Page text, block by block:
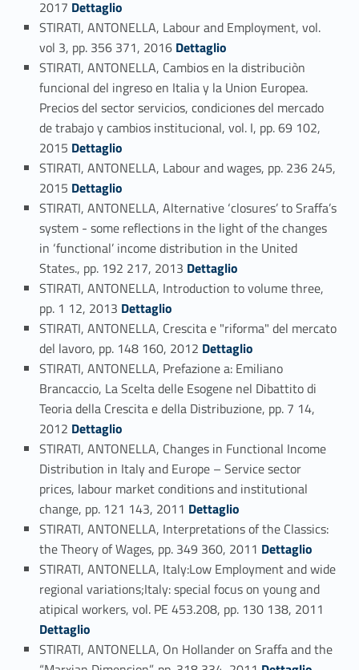
2017 Dettaglio
STIRATI, ANTONELLA, Labour and Employment, vol.
vol 3, pp. 356 371, 2016 Link identifier #identifier_person_19686-87
Dettaglio
STIRATI, ANTONELLA, Cambios en la distribuciòn
funcional del ingreso en Italia y la Union Europea.
Precios del sector servicios, condiciones del mercado
de trabajo y cambios institucional, vol. I, pp. 69 102,
2015 Link identifier #identifier_person_195355-88
Dettaglio
STIRATI, ANTONELLA, Labour and wages, pp. 236 245,
2015 Link identifier #identifier_person_32646-89
Dettaglio
STIRATI, ANTONELLA, Alternative ‘closures’ to Sraffa’s
system - some reflections in the light of the changes
in ‘functional’ income distribution in the United
States., pp. 192 217, 2013 Link identifier #identifier_person_20900-90
Dettaglio
STIRATI, ANTONELLA, Introduction to volume three,
pp. 1 12, 2013 Link identifier #identifier_person_147328-91
Dettaglio
STIRATI, ANTONELLA, Crescita e "riforma" del mercato
del lavoro, pp. 148 160, 2012 Link identifier #identifier_person_164708-92
Dettaglio
STIRATI, ANTONELLA, Prefazione a: Emiliano
Brancaccio, La Scelta delle Esogene nel Dibattito di
Teoria della Crescita e della Distribuzione, pp. 7 14,
2012 Link identifier #identifier_person_2524-93
Dettaglio
STIRATI, ANTONELLA, Changes in Functional Income
Distribution in Italy and Europe – Service sector
prices, labour market conditions and institutional
change, pp. 121 143, 2011 Link identifier #identifier_person_96425-94
Dettaglio
STIRATI, ANTONELLA, Interpretations of the Classics:
the Theory of Wages, pp. 349 360, 2011 Link identifier #identifier_person_134954-95
Dettaglio
STIRATI, ANTONELLA, Italy:Low Employment and wide
regional variations;Italy: special focus on young and
atipical workers, vol. PE 453.208, pp. 130 138, 2011
Dettaglio
STIRATI, ANTONELLA, On Hollander on Sraffa and the
Link identifier #identifier_person_76947-97